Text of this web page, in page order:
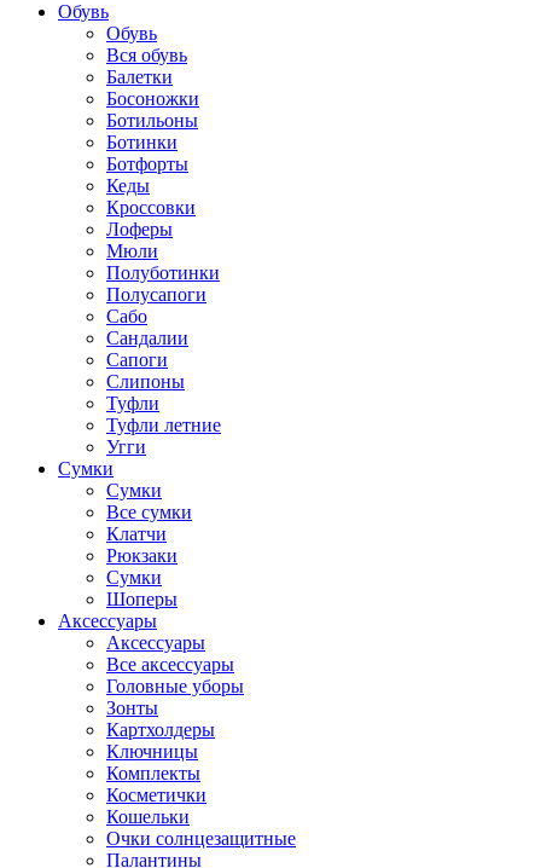
Обувь
Обувь
Вся обувь
Балетки
Босоножки
Ботильоны
Ботинки
Ботфорты
Кеды
Кроссовки
Лоферы
Мюли
Полуботинки
Полусапоги
Сабо
Сандалии
Сапоги
Слипоны
Туфли
Туфли летние
Угги
Сумки
Сумки
Все сумки
Клатчи
Рюкзаки
Сумки
Шоперы
Аксессуары
Аксессуары
Все аксессуары
Головные уборы
Зонты
Картхолдеры
Ключницы
Комплекты
Косметички
Кошельки
Очки солнцезащитные
Палантины